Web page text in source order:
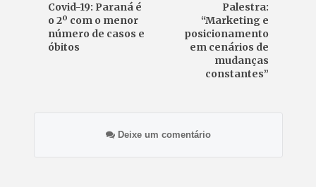
Covid-19: Paraná é
o 2º com o menor
número de casos e
óbitos
Palestra:
“Marketing e
posicionamento
em cenários de
mudanças
constantes”
Deixe um comentário